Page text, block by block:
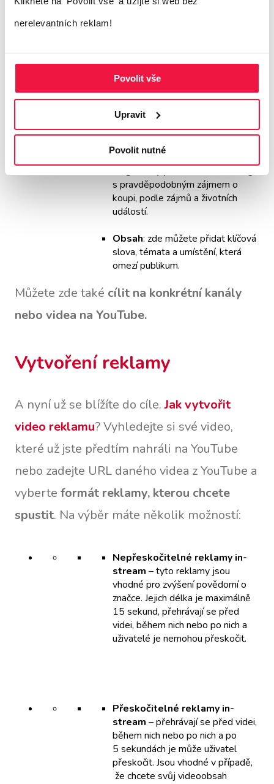
nerelevantních reklam!
Povolit vše
Upravit
Povolit nutné
nastavit cílení.
Demografické údaje: pomocí
demografického cílení můžete
oslovit publikum, které
pravděpodobně spadá do vámi
zvolených demografických skupin,
např. na základě věku, pohlaví,
nebo třeba příjmu domácnosti.
s pravděpodobným zájmem o
koupi, podle zájmů a životních
událostí.
Obsah: zde můžete přidat klíčová
slova, témata a umístění, která
omezí publikum.
Můžete zde také cílit na konkrétní kanály
nebo videa na YouTube.
Vytvoření reklamy
A nyní už se blížíte do cíle.Jak vytvořit
video reklamu? Vyhledejte si své video,
které už jste předtím nahráli na YouTube
nebo zadejte URL daného videa z YouTube a
vyberte formát reklamy, kterou chcete
spustit. Na výběr máte několik možností:
Nepřeskočitelné reklamy in-
stream – tyto reklamy jsou
vhodné pro zvýšení povědomí o
značce. Jejich délka je maximálně
15 sekund, přehrávají se před
videi, během nich nebo po nich a
uživatelé je nemohou přeskočit.
Přeskočitelné reklamy in-
stream – přehrávají se před videi,
během nich nebo po nich a po
5 sekundách je může uživatel
přeskočit. Jsou vhodné v případě,
že chcete svůj videoobsah